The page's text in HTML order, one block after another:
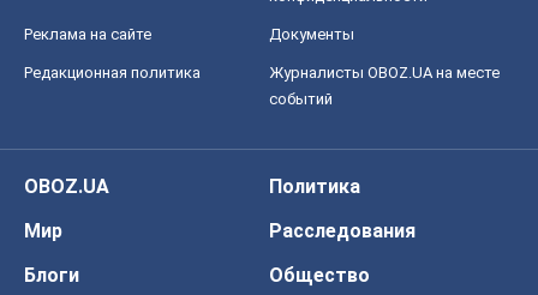
Реклама на сайте Документы
Редакционная политика
Журналисты OBOZ.UA на месте
событий
OBOZ.UA
Политика
Мир
Расследования
Блоги
Общество